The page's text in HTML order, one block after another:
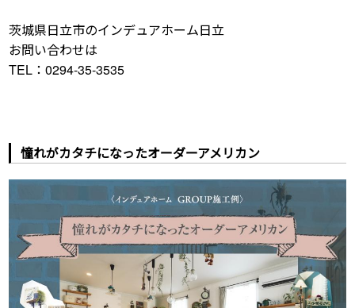
茨城県日立市のインデュアホーム日立
お問い合わせは
TEL：0294-35-3535
憧れがカタチになったオーダーアメリカン